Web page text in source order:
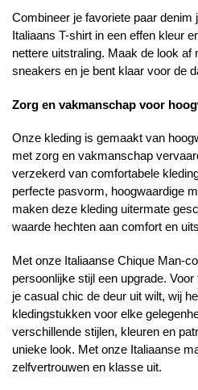
Combineer je favoriete paar denim
Italiaans T-shirt in een effen kleur
nettere uitstraling. Maak de look af
sneakers en je bent klaar voor de
Zorg en vakmanschap voor
Onze kleding is gemaakt van
met zorg en vakmanschap
verzekerd van comfortabele
perfecte pasvorm, hoogwaardige
maken deze kleding uitermate
waarde hechten aan comfort en
Met onze Italiaanse Chique Man-
persoonlijke stijl een upgrade.
je casual chic de deur uit wilt, wij
kledingstukken voor elke
verschillende stijlen, kleuren en
unieke look. Met onze Italiaanse
zelfvertrouwen en klasse uit.